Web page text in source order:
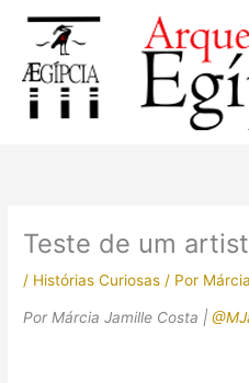
conteúdo
Teste de um
/ Histórias Curiosas / Por
Por Márcia Jamille Costa |